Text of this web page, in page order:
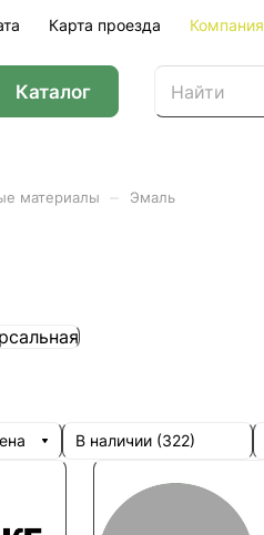
Карта проезда Компания
Каталог
материалы Эмаль
В наличии (322)